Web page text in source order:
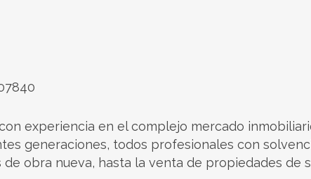
experiencia en el complejo mercado
generaciones, todos profesionales con
obra nueva, hasta la venta de propiedades de